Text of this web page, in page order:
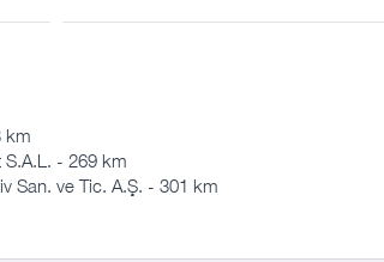
km
S.A.L. - 269 km
San. ve Tic. A.Ş. - 301 km